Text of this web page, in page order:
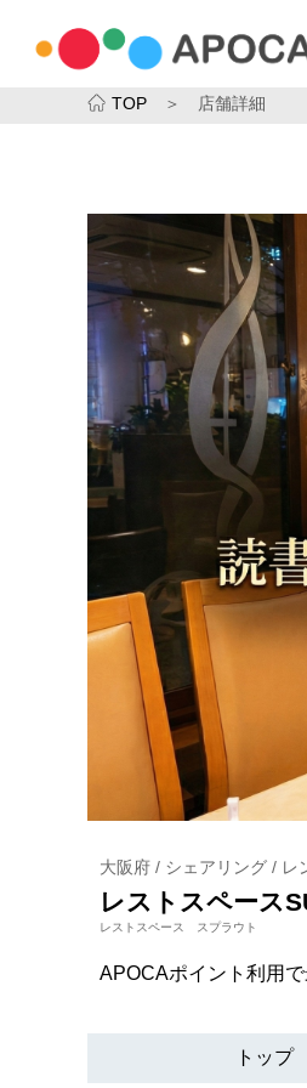
TOP ＞ 店舗詳細
大阪府 / シェアリング / レ
レストスペース
レストスペース スプラウト
APOCAポイント利用で
トップ